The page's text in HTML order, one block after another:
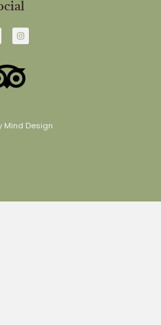
Mind Design